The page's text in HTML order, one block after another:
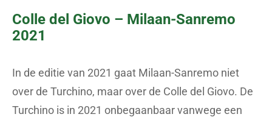
Colle del Giovo – Milaan-Sanremo
2021
In de editie van 2021 gaat Milaan-Sanremo niet
over de Turchino, maar over de Colle del Giovo. De
Turchino is in 2021 onbegaanbaar vanwege een